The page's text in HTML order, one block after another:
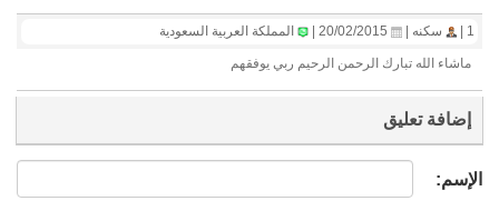
1 | سكنه | المملكة العربية السعودية
ماشاء الله تبارك الرحمن الرحيم ربي يوفقهم
إضافة تعليق
الإسم: